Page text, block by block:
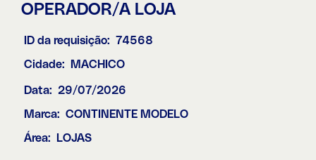
OPERADOR/A LOJA
ID da requisição: 74568
Cidade: MACHICO
Data: 29/07/2026
Marca: CONTINENTE MODELO
Área: LOJAS